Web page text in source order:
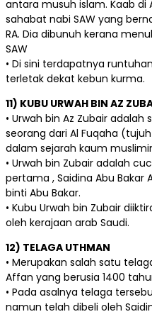
antara musuh islam. Kaab di
sahabat nabi SAW yang
RA. Dia dibunuh kerana
SAW
• Di sini terdapatnya
terletak dekat kebun kurma.
11) KUBU URWAH BIN AZ
• Urwah bin Az Zubair
seorang dari Al Fuqaha
dalam sejarah kaum
• Urwah bin Zubair adalah
pertama , Saidina Abu Bakar
binti Abu Bakar.
• Kubu Urwah bin Zubair
oleh kerajaan arab Saudi.
12) TELAGA UTHMAN
• Merupakan salah satu
Affan yang berusia 1400
• Pada asalnya telaga
namun telah dibeli oleh